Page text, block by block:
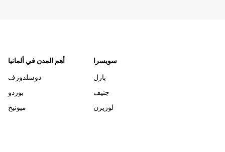
أهم المدن في ألمانيا
دوسلدورف
بوردو
ميونيخ
سويسرا
بازل
جنيف
لوزيرن